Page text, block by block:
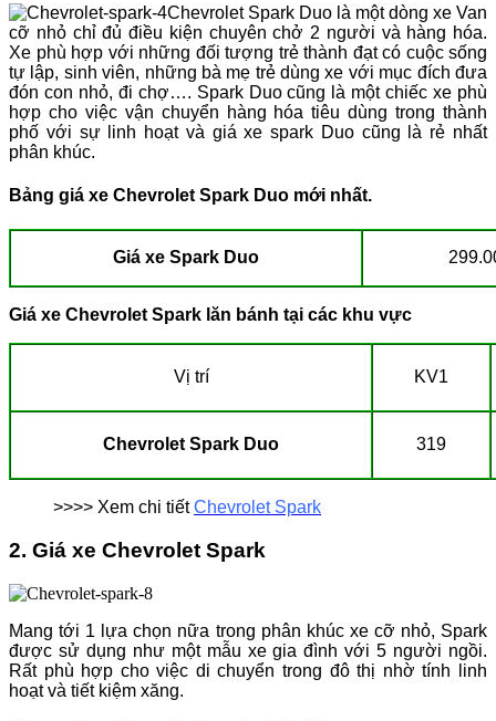
Chevrolet Spark Duo là một dòng xe Van
cỡ nhỏ chỉ đủ điều kiện chuyên chở 2 người và hàng hóa.
Xe phù hợp với những đối tượng trẻ thành đạt có cuộc sống
tự lập, sinh viên, những bà mẹ trẻ dùng xe với mục đích đưa
đón con nhỏ, đi chợ…. Spark Duo cũng là một chiếc xe phù
hợp cho việc vận chuyển hàng hóa tiêu dùng trong thành
phố với sự linh hoạt và giá xe spark Duo cũng là rẻ nhất
phân khúc.
Bảng giá xe Chevrolet Spark Duo mới nhất.
Giá xe Spark Duo
Giá xe Chevrolet Spark lăn bánh tại các khu vực
Vị trí KV1
Chevrolet Spark Duo 319
>>>> Xem chi tiếtChevrolet Spark
2. Giá xe Chevrolet Spark
Mang tới 1 lựa chọn nữa trong phân khúc xe cỡ nhỏ, Spark
được sử dụng như một mẫu xe gia đình với 5 người ngồi.
Rất phù hợp cho việc di chuyển trong đô thị nhờ tính linh
hoạt và tiết kiệm xăng.